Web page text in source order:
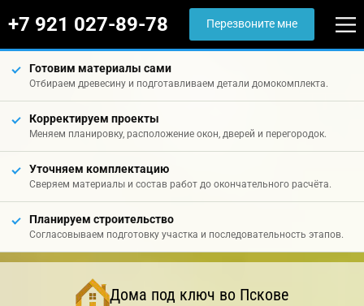
+7 921 027-89-78 Перезвоните мне
Готовим материалы сами
Отбираем древесину и подготавливаем детали домокомплекта.
Корректируем проекты
Меняем планировку, расположение окон, дверей и перегородок.
Уточняем комплектацию
Сверяем материалы и состав работ до окончательного расчёта.
Планируем строительство
Согласовываем подготовку участка и последовательность этапов.
Дома под ключ во Пскове